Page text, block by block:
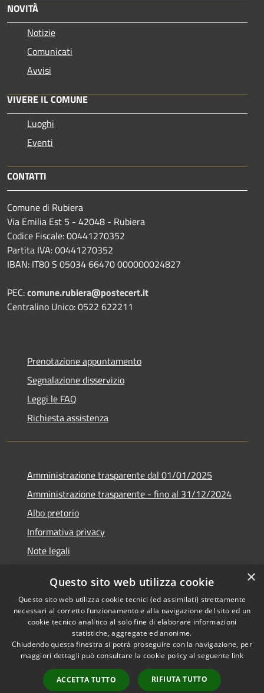
NOVITÀ
Notizie
Comunicati
Avvisi
VIVERE IL COMUNE
Luoghi
Eventi
CONTATTI
Comune di Rubiera
Via Emilia Est 5 - 42048 - Rubiera
Codice Fiscale: 00441270352
Partita IVA: 00441270352
IBAN: IT80 S 05034 66470 000000024827
PEC:comune.rubiera@postecert.it
Centralino Unico: 0522 622211
Prenotazione appuntamento
Segnalazione disservizio
Leggi le FAQ
Richiesta assistenza
Amministrazione trasparente dal 01/01/2025
Amministrazione trasparente - fino al 31/12/2024
Albo pretorio
Informativa privacy
Note legali
Piano di miglioramento del sito
RSS
Accessibilità
Copyright © 2026 • Comune di
Rubiera • Powered by
Municipium•
Accesso
×
Questo sito web utilizza cookie
Questo sito web utilizza cookie tecnici (ed assimilati) strettamente
necessari al corretto funzionamento e alla navigazione del sito ed un
cookie tecnico analitico al solo fine di elaborare informazioni
statistiche, aggregate ed anonime.
Chiudendo questa finestra si potrà proseguire con la navigazione, per
maggiori dettagli può consultare la cookie policy al seguente link
ACCETTA TUTTO RIFIUTA TUTTO